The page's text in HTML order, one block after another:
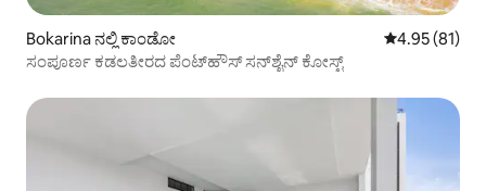
Bokarina ನಲ್ಲಿ ಕಾಂಡೋ 5 ರಲ್ಲಿ 4.95
4.95 (81)
ಸಂಪೂರ್ಣ ಕಡಲತೀರದ ಪೆಂಟ್‌ಹೌಸ್ ಸನ್‌ಶೈನ್ ಕೋಸ್ಟ್